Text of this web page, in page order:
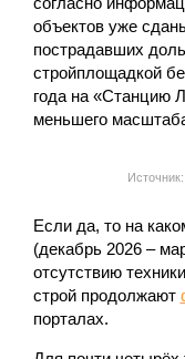
объектов уже
пострадавших
стройплощадкой
года на «Станцию
меньшего
Если да, то на
(декабрь 2026 –
отсутствию
строй продолжают
порталах.